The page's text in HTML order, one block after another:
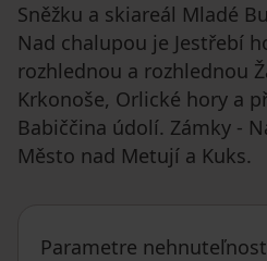
Sněžku a skiareál Mladé
Nad chalupou je Jestřebí
rozhlednou a rozhlednou
Krkonoše, Orlické hory a
Babiččina údolí. Zámky -
Město nad Metují a Kuks.
Parametre